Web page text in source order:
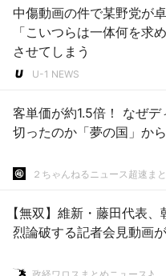
中傷動画の件で某野党が
「こいつらは一体何を求
させてしまう
U-1 NEWS
客単価が約1.5倍！ なぜ
切ったのか「夢の国」か
２ちゃんねるニュース超速ま
【無双】維新・藤田代表
烈論破する記者会見動画